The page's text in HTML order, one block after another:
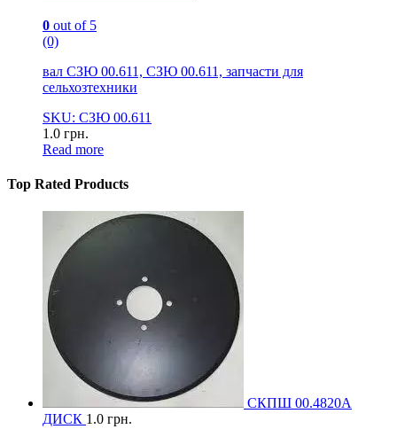
0 out of 5
(0)
вал СЗЮ 00.611, СЗЮ 00.611, запчасти для
сельхозтехники
SKU: СЗЮ 00.611
1.0 грн.
Read more
Top Rated Products
СКПШ 00.4820А
ДИСК 1.0 грн.